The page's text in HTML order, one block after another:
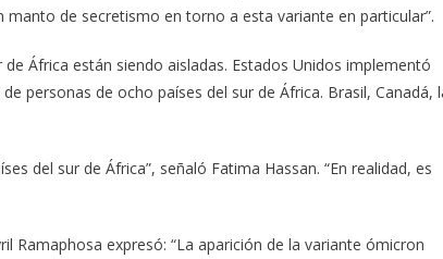
de secretismo en torno a esta variante en particular”.
África están siendo aisladas. Estados Unidos implementó
personas de ocho países del sur de África. Brasil, Canadá,
del sur de África”, señaló Fatima Hassan. “En realidad, es
Ramaphosa expresó: “La aparición de la variante ómicron